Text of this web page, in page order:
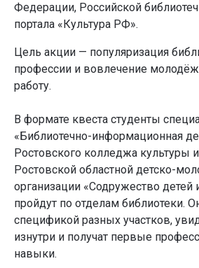
Федерации, Российской
портала «Культура РФ».
Цель акции — популяризация
профессии и вовлечение
работу.
В формате квеста студенты
«Библиотечно-информационная
Ростовского колледжа культуры
Ростовской областной детско-
организации «Содружество
пройдут по отделам библиотеки.
спецификой разных участков,
изнутри и получат первые
навыки.